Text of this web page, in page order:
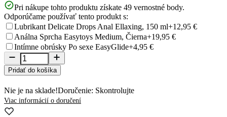
Pri nákupe tohto produktu získate 49 vernostné body.
Odporúčame používať tento produkt s:
Lubrikant Delicate Drops Anal Ellaxing, 150 ml+12,95 €
Análna Sprcha Easytoys Medium, Čierna+19,95 €
Intímne obrúsky Po sexe EasyGlide+4,95 €
Pridať do košíka
Nie je na sklade!Doručenie: Skontrolujte
Viac informácií o doručení